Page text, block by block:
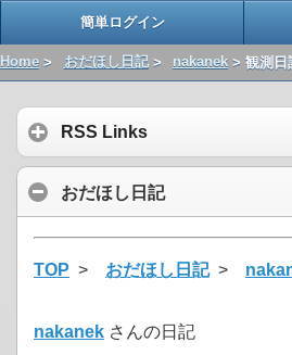
簡単ログイン
Home > おだほし日記> nakanek > 観測日
RSS Links
おだほし日記
TOP > おだほし日記>
nakanek さんの日記